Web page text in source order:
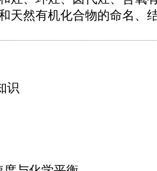
天然有机化合物的命名、
识